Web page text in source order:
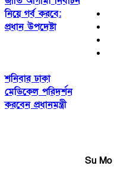
নিয়ে গর্ব করবে:
প্রধান উপদেষ্টা
শনিবার ঢাকা
মেডিকেল পরিদর্শন
করবেন প্রধানমন্ত্রী
Su Mo